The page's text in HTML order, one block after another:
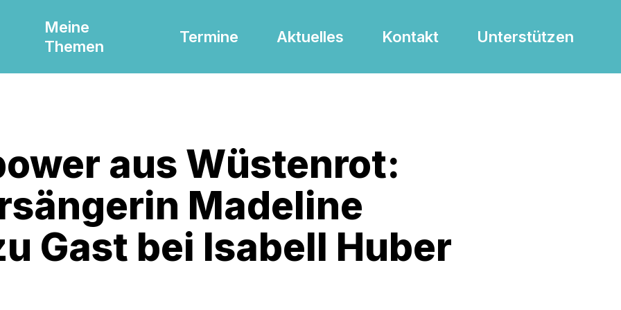
Meine
Themen
Termine Aktuelles Kontakt Unterstützen
aus Wüstenrot:
Madeline
Gast bei Isabell Huber